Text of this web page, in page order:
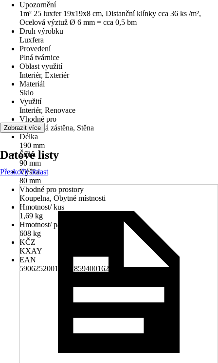
Upozornění
1m² 25 luxfer 19x19x8 cm, Distanční klínky cca 36 ks /m²,
Ocelová výztuž Ø 6 mm = cca 0,5 bm
Druh výrobku
Luxfera
Provedení
Plná tvárnice
Oblast využití
Interiér, Exteriér
Materiál
Sklo
Využití
Interiér, Renovace
Vhodné pro
Sprchová zástěna, Stěna
Délka
190 mm
Šířka
90 mm
Výška
80 mm
Vhodné pro prostory
Koupelna, Obytné místnosti
Hmotnost/ kus
1,69 kg
Hmotnost/ paleta
608 kg
KČZ
KXAY
EAN
5906252001596, 8594001624195
Zobrazit více
Datové listy
Přeskočit oblast